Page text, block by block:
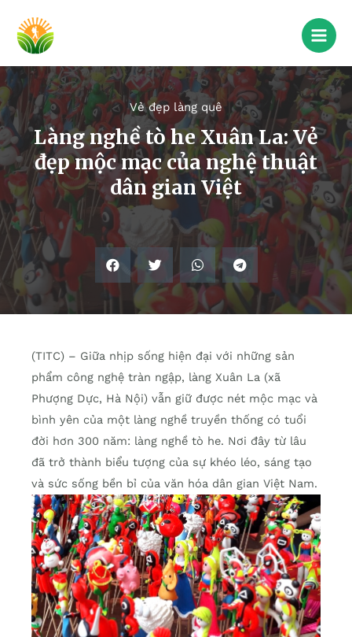
Vẻ đẹp làng quê
Làng nghề tò he Xuân La: Vẻ
đẹp mộc mạc của nghệ thuật
dân gian Việt
(TITC) – Giữa nhịp sống hiện đại với những sản
phẩm công nghệ tràn ngập, làng Xuân La (xã
Phượng Dực, Hà Nội) vẫn giữ được nét mộc mạc và
bình yên của một làng nghề truyền thống có tuổi
đời hơn 300 năm: làng nghề tò he. Nơi đây từ lâu
đã trở thành biểu tượng của sự khéo léo, sáng tạo
và sức sống bền bỉ của văn hóa dân gian Việt Nam.